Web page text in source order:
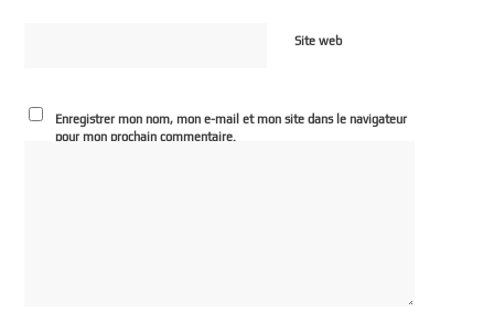
Site web
Enregistrer mon nom, mon e-mail et mon site dans le navigateur
pour mon prochain commentaire.